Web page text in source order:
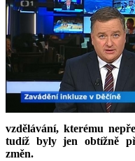
vzdělávání, kterému
tudíž byly jen obtížně
změn.